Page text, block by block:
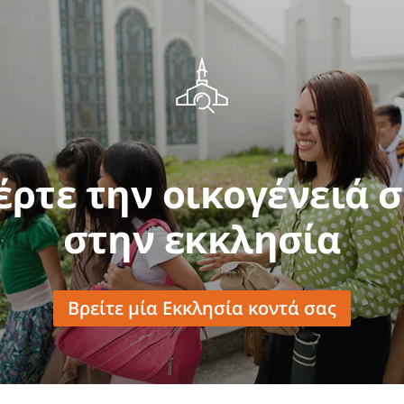
την οικογένειά
στην εκκλησία
Βρείτε μία Εκκλησία κοντά σας